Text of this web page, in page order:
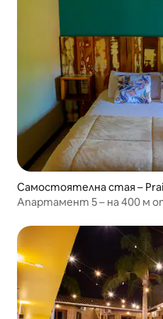
Самостоятелна стая –
Апартамент 5 – на 400 м